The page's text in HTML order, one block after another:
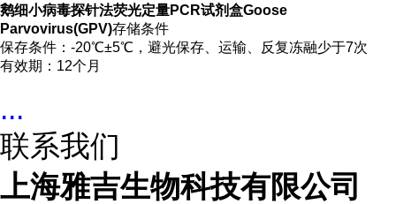
鹅细小病毒探针法荧光定量PCR试剂盒Goose
Parvovirus(GPV)存储条件
保存条件：-20℃±5℃，避光保存、运输、反复冻融少于7次
有效期：12个月
...
联系我们
上海雅吉生物科技有限公司